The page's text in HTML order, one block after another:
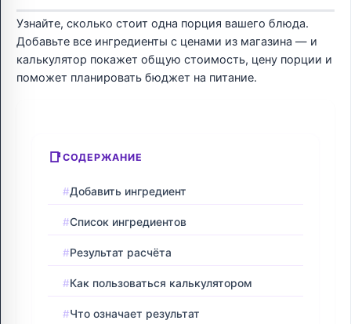
Узнайте, сколько стоит одна порция вашего блюда.
Добавьте все ингредиенты с ценами из магазина — и
калькулятор покажет общую стоимость, цену порции и
поможет планировать бюджет на питание.
СОДЕРЖАНИЕ
Добавить ингредиент
Список ингредиентов
Результат расчёта
Как пользоваться калькулятором
Что означает результат